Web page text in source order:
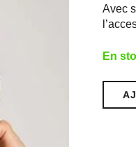
Avec
En